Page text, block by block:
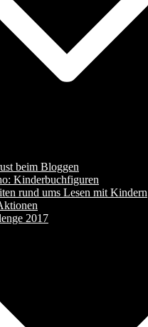
beim Bloggen
Kinderbuchfiguren
rund ums Lesen mit Kindern
2017